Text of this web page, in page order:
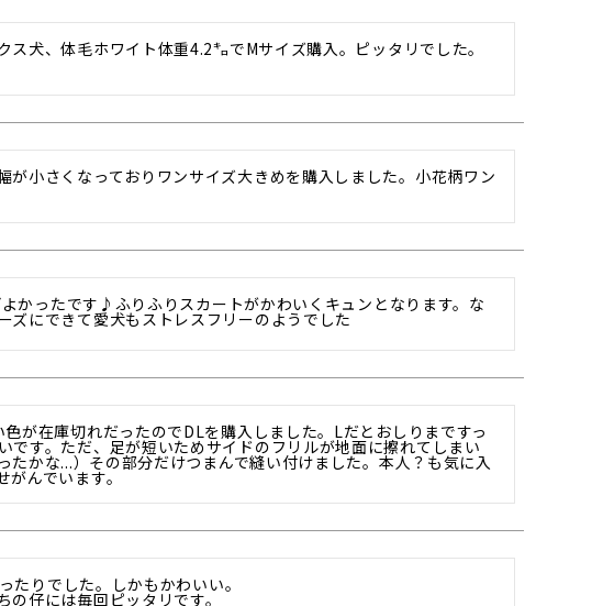
犬、体毛ホワイト体重4.2㌔でMサイズ購入。ピッタリでした。
が小さくなっておりワンサイズ大きめを購入しました。小花柄ワン
かったです♪ふりふりスカートがかわいくキュンとなります。な
ズにできて愛犬もストレスフリーのようでした
が在庫切れだったのでDLを購入しました。Lだとおしりまですっ
です。ただ、足が短いためサイドのフリルが地面に擦れてしまい
たかな...）その部分だけつまんで縫い付けました。本人？も気に入
たりでした。しかもかわいい。
仔には毎回ピッタリです。